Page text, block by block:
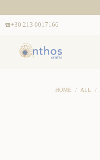
☎️+30 213 0017166
HOME / ALL /